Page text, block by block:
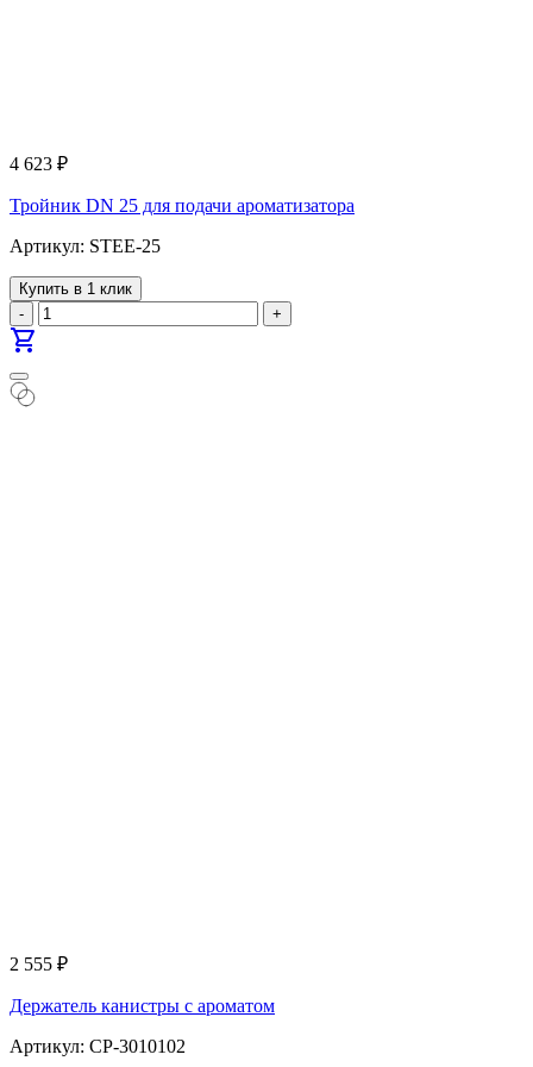
4 623 ₽
Тройник DN 25 для подачи ароматизатора
Артикул: STEE-25
Купить в 1 клик
-
+
shopping_cart
2 555 ₽
Держатель канистры с ароматом
Артикул: CP-3010102